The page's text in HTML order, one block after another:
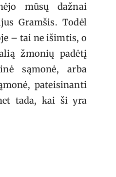
mūsų dažnai
Gramšis. Todėl
– tai ne išimtis, o
žmonių padėtį
sąmonė, arba
pateisinanti
tada, kai ši yra